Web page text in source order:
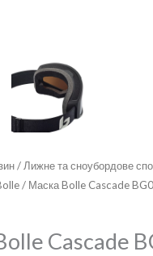
/ Лижне та сноубордове
/ Маска Bolle Cascade
Cascade